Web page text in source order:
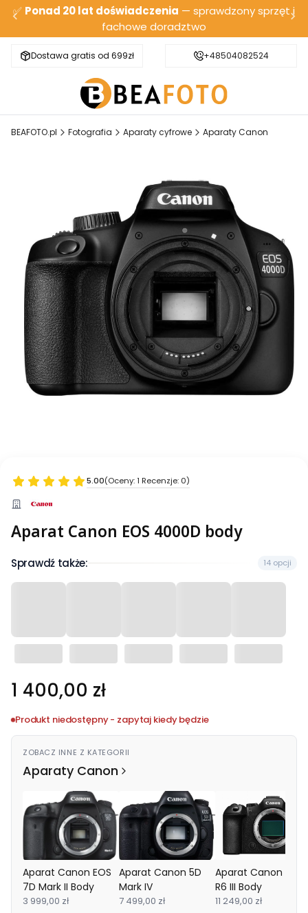
✅ Ponad 20 lat doświadczenia — sprawdzony sprzęt i
fachowe doradztwo
Dostawa gratis od 699zł Bezpieczna wysyłka
+48504082524
BEAFOTO.pl Fotografia Aparaty cyfrowe Aparaty Canon
5.00(Oceny: 1 Recenzje: 0)
Aparat Canon EOS 4000D body
Sprawdź także: 14 opcji
Cena
1 400,00 zł
Produkt niedostępny - zapytaj kiedy będzie
ZOBACZ INNE Z KATEGORII
Aparaty Canon
Aparat Canon EOS
7D Mark II Body
3 999,00 zł
Aparat Canon 5D
Mark IV
7 499,00 zł
Aparat Canon EOS
R6 III Body
11 249,00 zł